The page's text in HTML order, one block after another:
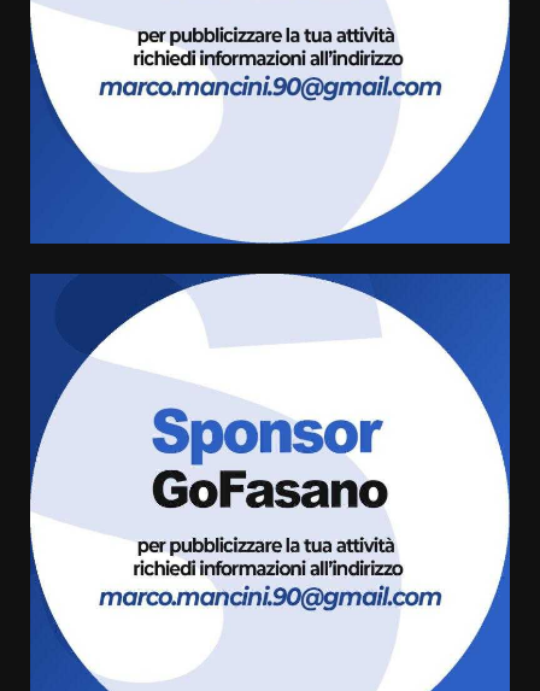
8 Agosto 2026 07:30
Politiche Giovanili e Mobilità
Sostenibile: premiati gli studenti
universitari del bando “La strada
giusta”
Rivoluzione”: nuovo
appuntamento con “Fasano in
Banda”
7 Agosto 2026 06:05
US Fasano, Scianaro: “Profonda
amarezza per esclusione dal
campionato di calcio”
7 Agosto 2026 06:00
Fasanese ferito a colpi di arma
da fuoco
6 Agosto 2026 18:13